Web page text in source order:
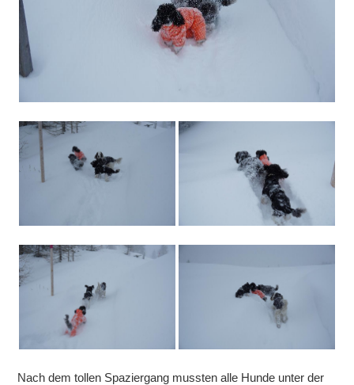
Nach dem tollen Spaziergang mussten alle Hunde unter der